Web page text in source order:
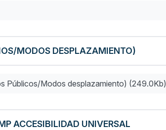
MODOS DESPLAZAMIENTO)
Públicos/Modos desplazamiento) (249.0Kb)
ACCESIBILIDAD UNIVERSAL